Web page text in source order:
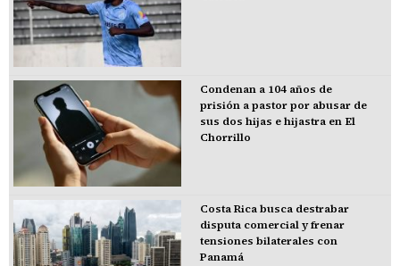
Condenan a 104 años de
prisión a pastor por abusar de
sus dos hijas e hijastra en El
Chorrillo
Costa Rica busca destrabar
disputa comercial y frenar
tensiones bilaterales con
Panamá